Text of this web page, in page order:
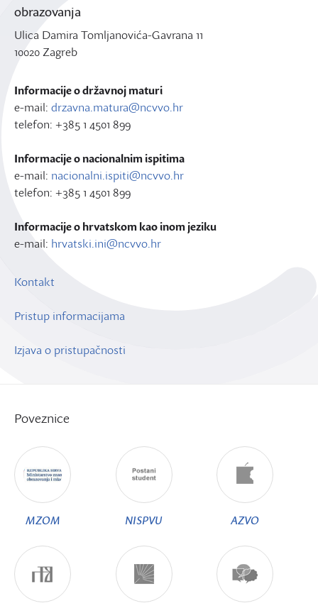
obrazovanja
Ulica Damira Tomljanovića-Gavrana 11
10020 Zagreb
Informacije o državnoj maturi
e-mail: drzavna.matura@ncvvo.hr
telefon: +385 1 4501 899
Informacije o nacionalnim ispitima
e-mail: nacionalni.ispiti@ncvvo.hr
telefon: +385 1 4501 899
Informacije o hrvatskom kao inom jeziku
e-mail: hrvatski.ini@ncvvo.hr
Kontakt
Pristup informacijama
Izjava o pristupačnosti
Poveznice
MZOM NISPVU AZVO